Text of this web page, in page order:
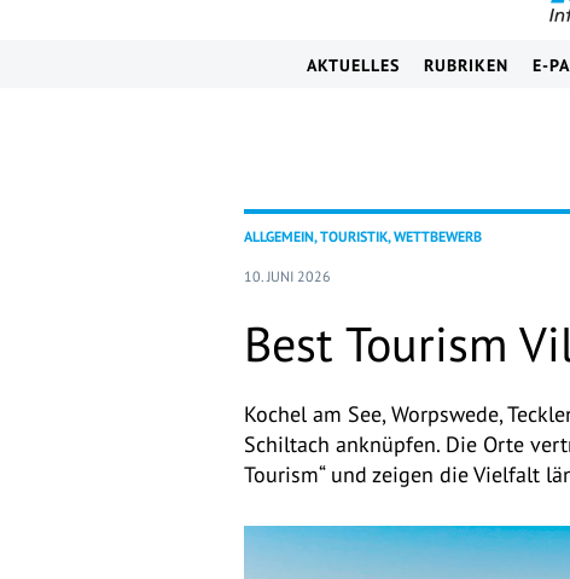
AKTUELLES RUBRIKEN E-
ALLGEMEIN, TOURISTIK, WETTBEWERB
10. JUNI 2026
Best Tourism
Kochel am See, Worpswede,
Schiltach anknüpfen. Die Orte
Tourism“ und zeigen die Vielfalt